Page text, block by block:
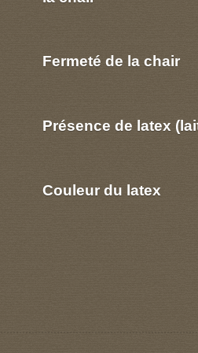
Fermeté de la chair
Présence de latex
Couleur du latex